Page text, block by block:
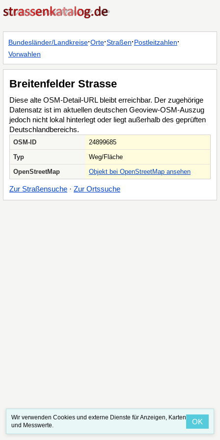
Bundesländer/Landkreise·Orte·Straßen·Postleitzahlen·
Vorwahlen
Breitenfelder Strasse
Diese alte OSM-Detail-URL bleibt erreichbar. Der zugehörige
Datensatz ist im aktuellen deutschen Geoview-OSM-Auszug
jedoch nicht lokal hinterlegt oder liegt außerhalb des geprüften
Deutschlandbereichs.
OSM-ID
24899685
Typ
Weg/Fläche
OpenStreetMap
Objekt bei OpenStreetMap ansehen
Zur Straßensuche · Zur Ortssuche
Wir verwenden Cookies und externe Dienste für Anzeigen, Karten
und Messwerte.
OK